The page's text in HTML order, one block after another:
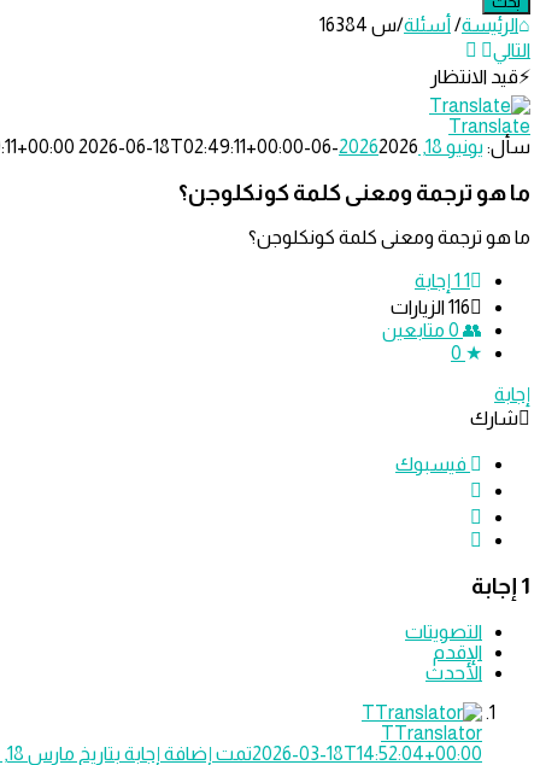
الرئيسة/ أسئلة/س 16384
التالي
قيد الانتظار
دليل
الترجمة
أسئلة
Translate
سأل: يونيو 18, 2026 2026-06-18T02:49:11+00:00
2026-06-18T02:49:11+00:00
ما هو ترجمة ومعنى كلمة كونكلوجن؟
ما هو ترجمة ومعنى كلمة كونكلوجن؟
1 ‫1 إجابة
116الزيارات
0 متابعين
0
إجابة
شارك
فيسبوك
‫1 إجابة
التصويتات
الإقدم
الأحدث
TTranslator
2026-03-18T14:52:04+00:00تمت إضافة إجابة بتاريخ مارس 18, 2026 في 2:52 pm